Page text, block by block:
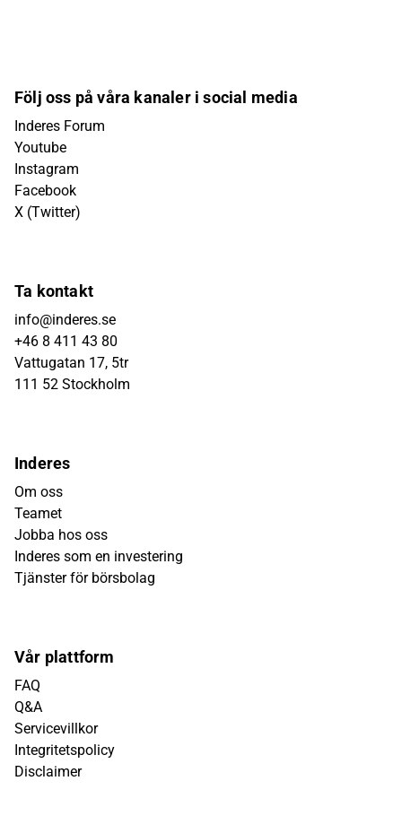
Följ oss på våra kanaler i social media
Inderes Forum
Youtube
Instagram
Facebook
X (Twitter)
Ta kontakt
info@inderes.se
+46 8 411 43 80
Vattugatan 17, 5tr
111 52 Stockholm
Inderes
Om oss
Teamet
Jobba hos oss
Inderes som en investering
Tjänster för börsbolag
Vår plattform
FAQ
Q&A
Servicevillkor
Integritetspolicy
Disclaimer